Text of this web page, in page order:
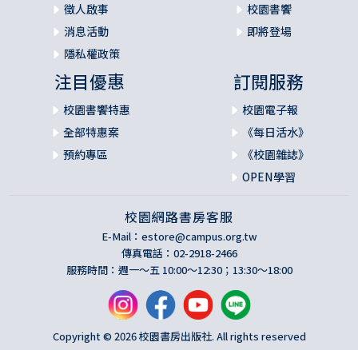
徵人啟事
消息活動
隱私權政策
校園書饗
即將登場
注目優惠
校園書饗特惠
全部特惠案
預約專區
訂閱服務
校園電子報
《每日活水》
《校園雜誌》
OPEN學習
校園網路書房客服
E-Mail： estore@campus.org.tw
傳真電話：02-2918-2466
服務時間：週一～五 10:00～12:30；13:30～18:00
Copyright © 2026 校園書房出版社. All rights reserved